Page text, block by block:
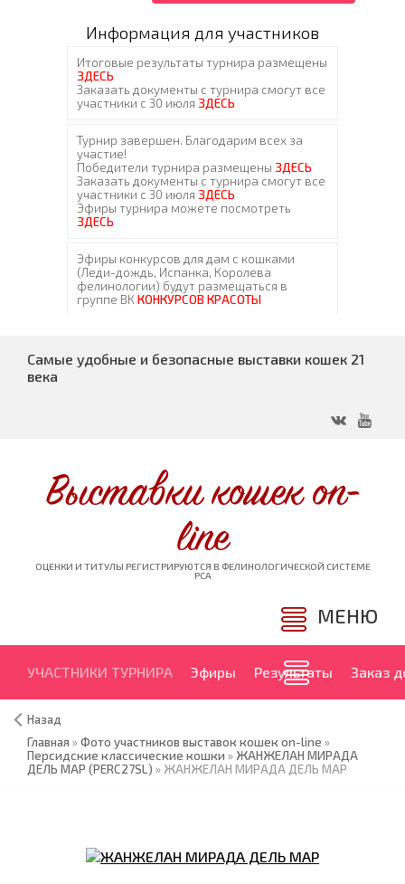
Информация для участников
Самые удобные и безопасные выставки кошек 21
века
Выставки кошек on-
line
ОЦЕНКИ И ТИТУЛЫ РЕГИСТРИРУЮТСЯ В ФЕЛИНОЛОГИЧЕСКОЙ СИСТЕМЕ
PCA
МЕНЮ
УЧАСТНИКИ ТУРНИРА Эфиры Результаты Заказ
Назад
Главная »Фото участников выставок кошек on-line »
Персидские классические кошки » ЖАНЖЕЛАН МИРАДА
ДЕЛЬ МАР (PERC27SL) » ЖАНЖЕЛАН МИРАДА ДЕЛЬ МАР